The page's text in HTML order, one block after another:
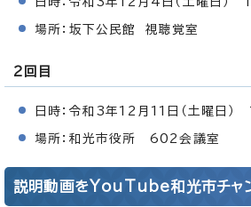
場所：坂下公民館 視聴覚室
2回目
日時：令和3年12月11日（土曜日
場所：和光市役所 602会議室
説明動画をYouTube和光市チャ